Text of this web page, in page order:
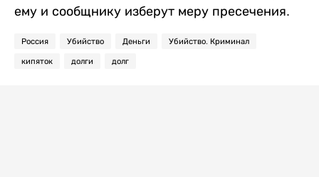
ему и сообщнику изберут меру пресечения.
Россия Убийство Деньги Убийство. Криминал
кипяток долги долг